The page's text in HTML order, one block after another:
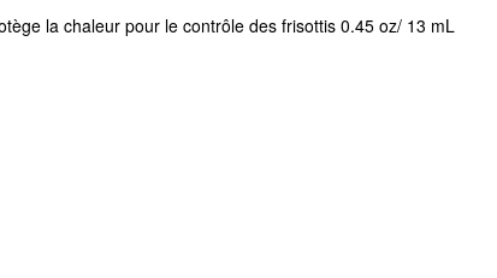
la chaleur pour le contrôle des frisottis 0.45 oz/ 13 mL